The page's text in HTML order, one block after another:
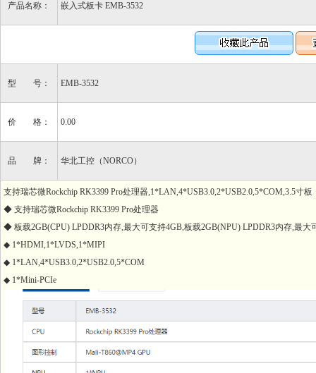
产品名称： 嵌入式板卡 EMB-3532
型 号： EMB-3532
价 格： 0.00
品 牌： 华北工控（NORCO）
支持瑞芯微Rockchip RK3399 Pro处理器,1*LAN,4*USB3.0,2*USB2.0,5*COM,3.5寸板
◆ 支持瑞芯微Rockchip RK3399 Pro处理器
◆ 板载2GB(CPU) LPDDR3内存,最大可支持4GB,板载2GB(NPU) LPDDR3内存,最大
◆ 1*HDMI,1*LVDS,1*MIPI
◆ 1*LAN,4*USB3.0,2*USB2.0,5*COM
◆ 1*Mini-PCIe